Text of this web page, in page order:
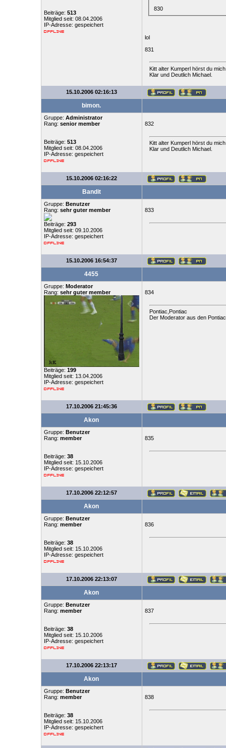
Beiträge: 513
Mitglied seit: 08.04.2006
IP-Adresse: gespeichert
830
lol
831
Kitt alter Kumperl hörst du
Klar und Deutlich Michael.
15.10.2006 02:16:13
bimon.
Gruppe: Administrator
Rang: senior member
Beiträge: 513
Mitglied seit: 08.04.2006
IP-Adresse: gespeichert
832
Kitt alter Kumperl hörst du
Klar und Deutlich Michael.
15.10.2006 02:16:22
Bandit
Gruppe: Benutzer
Rang: sehr guter member
Beiträge: 293
Mitglied seit: 09.10.2006
IP-Adresse: gespeichert
833
15.10.2006 16:54:37
4455
Gruppe: Moderator
Rang: sehr guter member
Beiträge: 199
Mitglied seit: 13.04.2006
IP-Adresse: gespeichert
834
Pontiac,Pontiac
Der Moderator aus den
17.10.2006 21:45:36
Akon
Gruppe: Benutzer
Rang: member
Beiträge: 38
Mitglied seit: 15.10.2006
IP-Adresse: gespeichert
835
17.10.2006 22:12:57
Akon
Gruppe: Benutzer
Rang: member
Beiträge: 38
Mitglied seit: 15.10.2006
IP-Adresse: gespeichert
836
17.10.2006 22:13:07
Akon
Gruppe: Benutzer
Rang: member
Beiträge: 38
Mitglied seit: 15.10.2006
IP-Adresse: gespeichert
837
17.10.2006 22:13:17
Akon
Gruppe: Benutzer
Rang: member
Beiträge: 38
Mitglied seit: 15.10.2006
IP-Adresse: gespeichert
838